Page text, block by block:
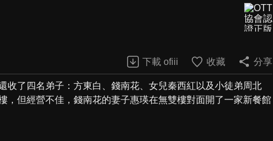
下載 ofiii 收藏 分享
收了四名弟子：方東白、錢南花、女兒秦西紅以及小徒弟周北
，但經營不佳，錢南花的妻子惠瑛在無雙樓對面開了一家新餐館